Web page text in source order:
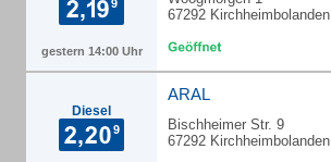
gestern 14:00 Uhr
67292 Kirchheimbolanden
Diesel
ARAL
Bischheimer Str. 9
67292 Kirchheimbolanden